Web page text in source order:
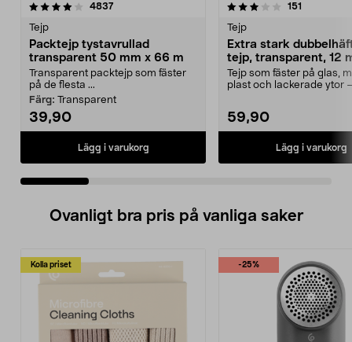
4837recensioner
Tejp
Packtejp tystavrullad
transparent 50 mm x 66 m
Transparent packtejp som fäster
på de flesta ...
Färg: Transparent
39,90
Lägg i varukorg
3.5 av 5 stjärnor 151
Tejp
Extra stark
tejp, transparent, 12
2,5 m
Tejp som fäster på glas,
plast och lackerade ytor
59,90
Lägg i varukorg
4.5 av 5 stjärnor
Ovanligt bra pris på vanliga saker
Kolla priset -25%